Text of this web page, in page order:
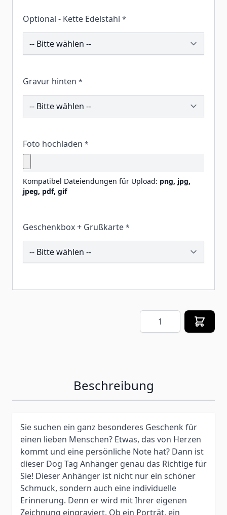
Optional - Kette Edelstahl *
206225
Gravur hinten *
206129
Foto hochladen *
Kompatibel Dateiendungen für Upload: png, jpg,
jpeg, pdf, gif
Geschenkbox + Grußkarte *
260175
Menge
Beschreibung
Sie suchen ein ganz besonderes Geschenk für
einen lieben Menschen? Etwas, das von Herzen
kommt und eine persönliche Note hat? Dann ist
dieser Dog Tag Anhänger genau das Richtige für
Sie! Dieser Anhänger ist nicht nur ein schöner
Schmuck, sondern auch eine individuelle
Erinnerung. Denn er wird mit Ihrer eigenen
Zeichnung eingraviert. Ob ein Porträt, ein